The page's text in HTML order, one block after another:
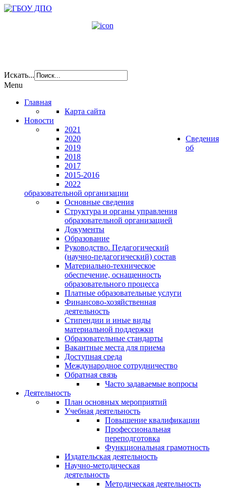
Искать...
Menu
Главная
Карта сайта
Новости
2021
2020
2019
2018
2017
2015-2016
2022
Сведения
об
образовательной организации
Основные сведения
Структура и органы управления
образовательной организацией
Документы
Образование
Руководство. Педагогический
(научно-педагогический) состав
Материально-техническое
обеспечение, оснащенность
образовательного процесса
Платные образовательные услуги
Финансово-хозяйственная
деятельность
Стипендии и иные виды
материальной поддержки
Образовательные стандарты
Вакантные места для приема
Доступная среда
Международное сотрудничество
Обратная связь
Часто задаваемые вопросы
Деятельность
План основных мероприятий
Учебная деятельность
Повышение квалификации
Профессиональная
переподготовка
Функциональная грамотность
Издательская деятельность
Научно-методическая
деятельность
Методическая деятельность